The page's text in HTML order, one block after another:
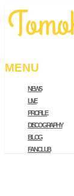
MENU
NEWS
LIVE
PROFILE
DISCOGRAPHY
BLOG
FAN CLUB